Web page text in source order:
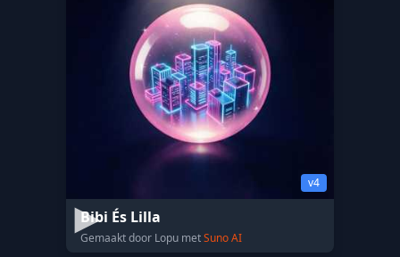
v4
Bibi És Lilla
Gemaakt door Lopu metSuno AI